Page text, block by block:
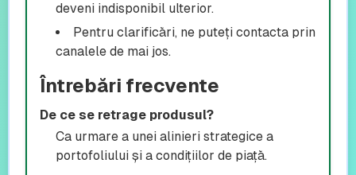
deveni indisponibil ulterior.
Pentru clarificări, ne puteți contacta prin
canalele de mai jos.
Întrebări frecvente
De ce se retrage produsul?
Ca urmare a unei alinieri strategice a
portofoliului și a condițiilor de piață.